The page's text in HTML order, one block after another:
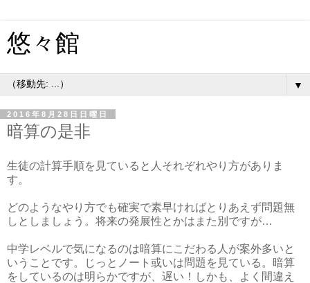
悠々館
▼
2016年8月28日日曜日
暗算の是非
生徒の計算手順を見ていると人それぞれやり方がありま
す。
どのようなやり方でも確実で素早ければとりあえず問題無
しとしましょう。将来の発展性とかはまた別ですが…
中学レベルで気になるのは暗算にこだわる人が案外多いと
いうことです。じっとノート或いは問題を見ている。暗算
をしているのは明らかですが、遅い！しかも、よく間違え